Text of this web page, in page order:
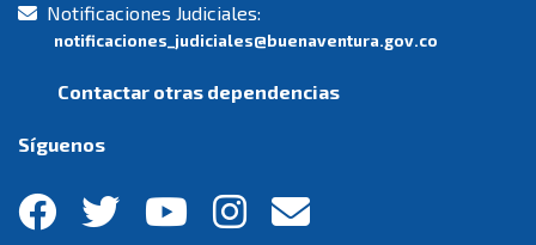
Notificaciones Judiciales:
notificaciones_judiciales@buenaventura.gov.co
Contactar otras dependencias
Síguenos